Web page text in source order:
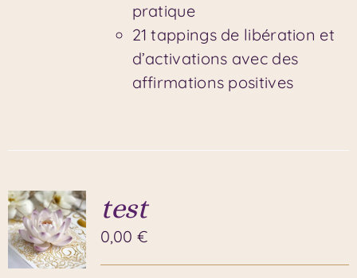
pratique
21 tappings de libération et
d’activations avec des
affirmations positives
test
0,00€